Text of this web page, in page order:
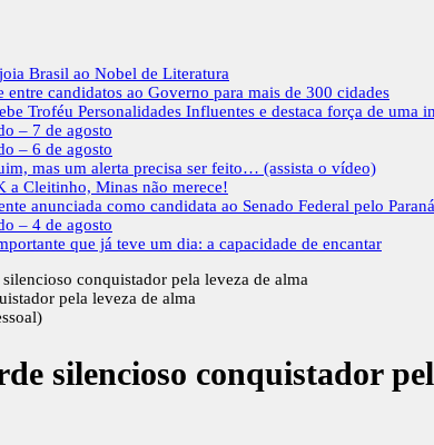
Brasil ao Nobel de Literatura
candidatos ao Governo para mais de 300 cidades
Troféu Personalidades Influentes e destaca força de uma
– 7 de agosto
– 6 de agosto
mas um alerta precisa ser feito… (assista o vídeo)
a Cleitinho, Minas não merece!
anunciada como candidata ao Senado Federal pelo Paraná
– 4 de agosto
que já teve um dia: a capacidade de encantar
conquistador pela leveza de alma
silencioso conquistador